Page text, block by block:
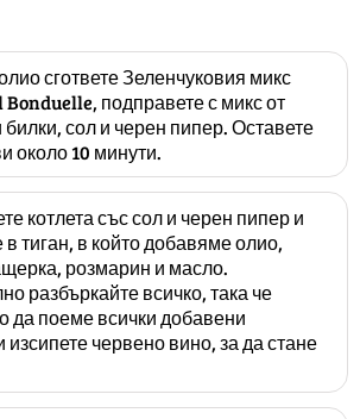
сгответе Зеленчуковия микс
подправете с микс от
сол и черен пипер. Оставете
около 10 минути.
котлета със сол и черен пипер и
в тиган, в който добавяме олио,
розмарин и масло.
разбъркайте всичко, така че
да поеме всички добавени
изсипете червено вино, за да стане